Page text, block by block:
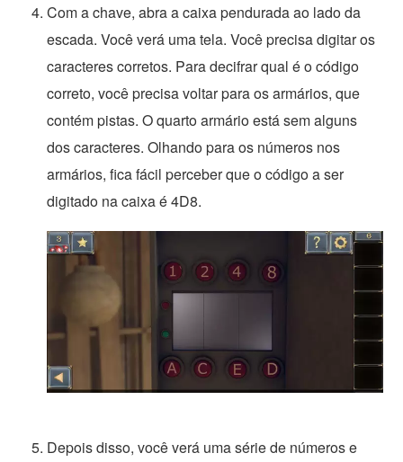
Com a chave, abra a caixa pendurada ao lado da
escada. Você verá uma tela. Você precisa digitar os
caracteres corretos. Para decifrar qual é o código
correto, você precisa voltar para os armários, que
contém pistas. O quarto armário está sem alguns
dos caracteres. Olhando para os números nos
armários, fica fácil perceber que o código a ser
digitado na caixa é 4D8.
Depois disso, você verá uma série de números e